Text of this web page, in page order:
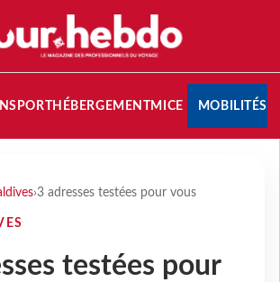
HÉBERGEMENTMICE MOBILITÉS
›3 adresses testées pour vous
testées pour